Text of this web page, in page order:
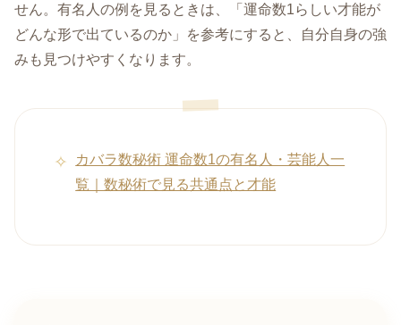
せん。有名人の例を見るときは、「運命数1らしい才能が
どんな形で出ているのか」を参考にすると、自分自身の強
みも見つけやすくなります。
カバラ数秘術 運命数1の有名人・芸能人一
覧｜数秘術で見る共通点と才能